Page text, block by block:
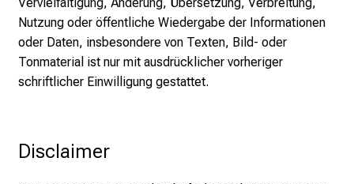
Nutzung oder öffentliche Wiedergabe der Informationen
oder Daten, insbesondere von Texten, Bild- oder
Tonmaterial ist nur mit ausdrücklicher vorheriger
schriftlicher Einwilligung gestattet.
Disclaimer